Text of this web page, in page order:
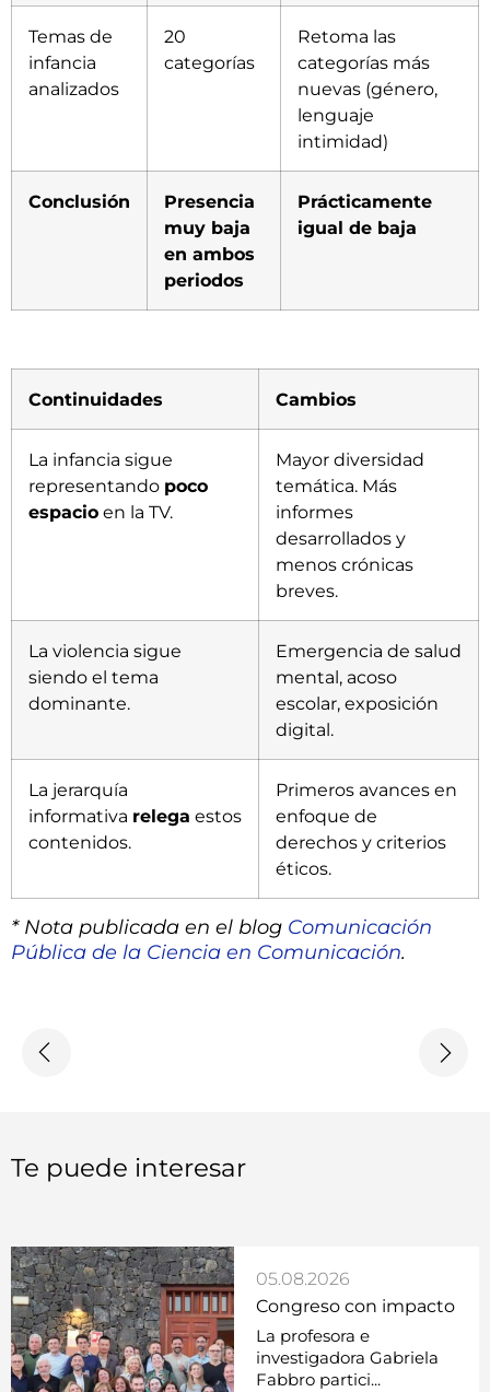
Temas de
infancia
analizados
20
categorías
Retoma las
categorías más
nuevas (género,
lenguaje
intimidad)
Conclusión
Presencia
muy baja
en ambos
periodos
Prácticamente
igual de baja
Continuidades Cambios
La infancia sigue
representando poco
espacio en la TV.
Mayor diversidad
temática. Más
informes
desarrollados y
menos crónicas
breves.
La violencia sigue
siendo el tema
dominante.
Emergencia de salud
mental, acoso
escolar, exposición
digital.
La jerarquía
informativa relega estos
contenidos.
Primeros avances en
enfoque de
derechos y criterios
éticos.
* Nota publicada en el blog Comunicación
Pública de la Ciencia en Comunicación.
Te puede interesar
05.08.2026
Congreso con impacto
La profesora e
investigadora Gabriela
Fabbro partici...